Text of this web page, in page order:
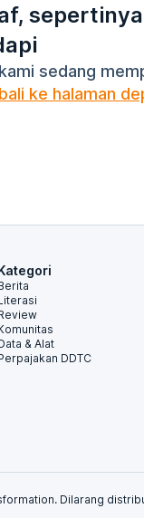
sedang
ke halaman
& Alat
DDTC
Dilarang